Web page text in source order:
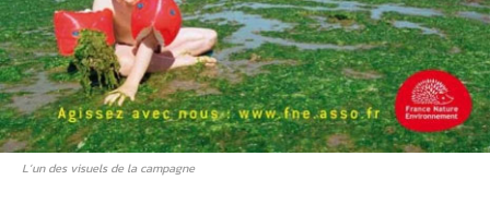
L’un des visuels de la campagne